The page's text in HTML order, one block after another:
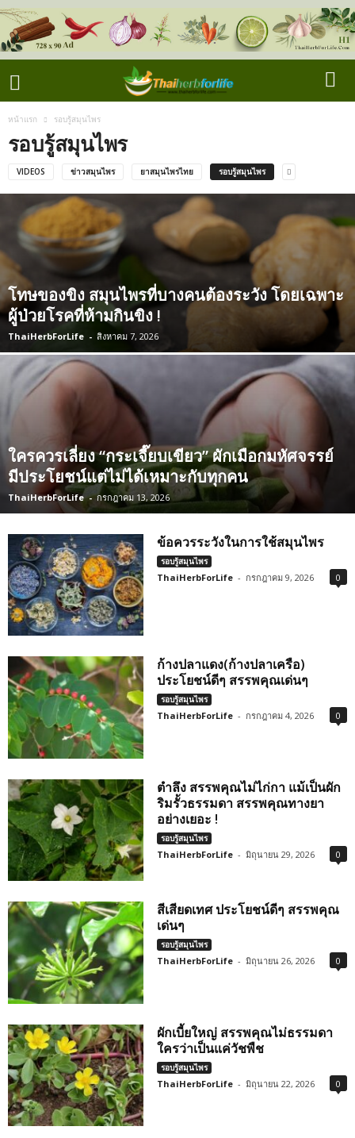
หน้าแรก รอบรู้สมุนไพร
รอบรู้สมุนไพร
VIDEOS ข่าวสมุนไพร ยาสมุนไพรไทย รอบรู้สมุนไพร
โทษของขิง สมุนไพรที่บางคนต้องระวัง โดยเฉพาะ
ผู้ป่วยโรคที่ห้ามกินขิง !
ThaiHerbForLife - สิงหาคม 7, 2026
ใครควรเลี่ยง “กระเจี๊ยบเขียว” ผักเมือกมหัศจรรย์
มีประโยชน์แต่ไม่ได้เหมาะกับทุกคน
ThaiHerbForLife - กรกฎาคม 13, 2026
ข้อควรระวังในการใช้สมุนไพร
รอบรู้สมุนไพร
ThaiHerbForLife - กรกฎาคม 9, 2026 0
ก้างปลาแดง(ก้างปลาเครือ)
ประโยชน์ดีๆ สรรพคุณเด่นๆ
รอบรู้สมุนไพร
ThaiHerbForLife - กรกฎาคม 4, 2026 0
ตำลึง สรรพคุณไม่ไก่กา แม้เป็นผัก
ริมรั้วธรรมดา สรรพคุณทางยา
อย่างเยอะ !
รอบรู้สมุนไพร
ThaiHerbForLife - มิถุนายน 29, 2026 0
สีเสียดเทศ ประโยชน์ดีๆ สรรพคุณ
เด่นๆ
รอบรู้สมุนไพร
ThaiHerbForLife - มิถุนายน 26, 2026 0
ผักเบี้ยใหญ่ สรรพคุณไม่ธรรมดา
ใครว่าเป็นแค่วัชพืช
รอบรู้สมุนไพร
ThaiHerbForLife - มิถุนายน 22, 2026 0